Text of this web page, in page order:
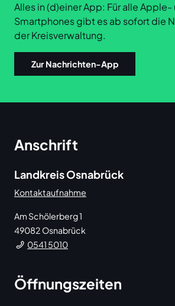
Alles in (d)einer App: Für alle
Smartphones gibt es ab sofort die
der Kreisverwaltung.
Zur Nachrichten-App
Anschrift
Landkreis Osnabrück
Kontaktaufnahme
Am Schölerberg 1
49082 Osnabrück
0541 5010
Öffnungszeiten